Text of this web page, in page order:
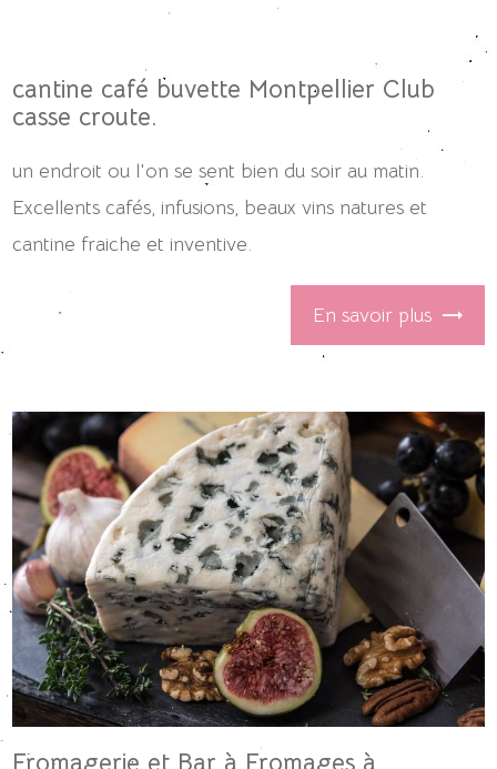
cantine café buvette Montpellier Club
casse croute.
un endroit ou l'on se sent bien du soir au matin.
Excellents cafés, infusions, beaux vins natures et
cantine fraiche et inventive.
En savoir plus
Fromagerie et Bar à Fromages à